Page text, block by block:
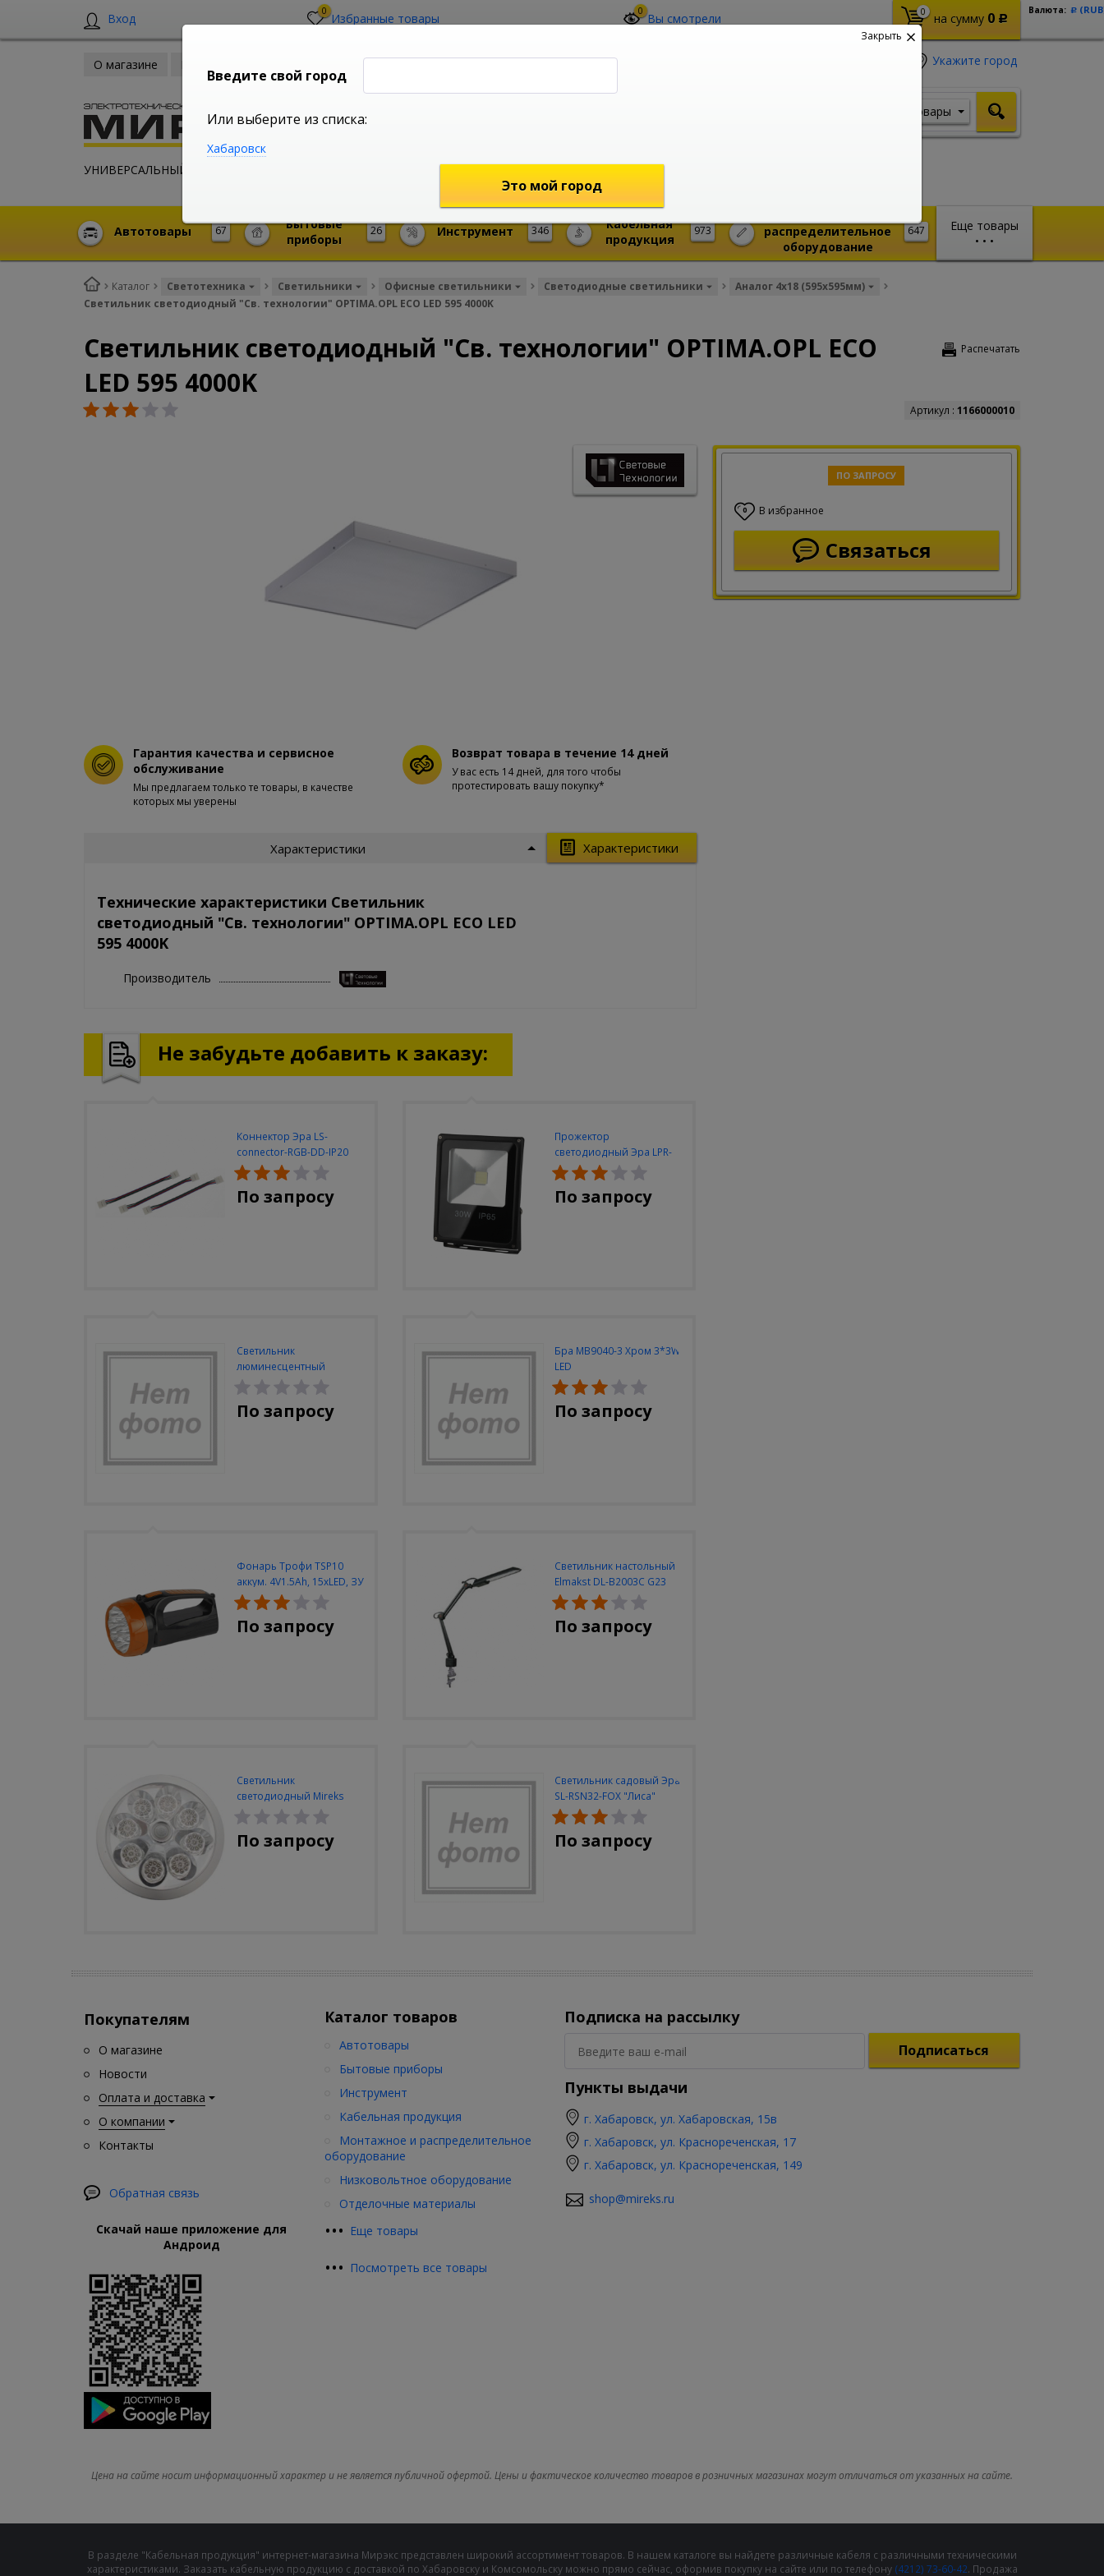
Вход 0 Избранные товары 0 Вы смотрели 0 на сумму 0 Р
Валюта: Р
О магазине
УНИВЕРСАЛЬНЫЙ ИНТЕРНЕТ МАГАЗИН
Укажите город
shop@mireks.ru
Товары
Еще товары
• • •
67
Автотовары 26
Бытовые
приборы
346
Инструмент 973
Кабельная
продукция
647
распределительное
оборудование
Каталог Светотехника Светильники Офисные светильники Светодиодные светильники
Аналог 4x18 (595x595мм)
Светильник светодиодный "Св. технологии" OPTIMA.OPL ECO LED 595 4000K
Распечатать
Светильник светодиодный "Св. технологии" OPTIMA.OPL ECO
LED 595 4000K
Артикул : 1166000010
ПО ЗАПРОСУ
0 В избранное
Связаться
Гарантия качества и сервисное
обслуживание
Мы предлагаем только те товары, в качестве
которых мы уверены
Возврат товара в течение 14 дней
У вас есть 14 дней, для того чтобы
протестировать вашу покупку*
Характеристики
Характеристики
Технические характеристики Светильник
светодиодный "Св. технологии" OPTIMA.OPL ECO LED
595 4000K
Производитель
Не забудьте добавить к заказу:
Коннектор Эра LS-
connector-RGB-DD-IP20
(3шт/уп)
По запросу
Прожектор
светодиодный Эра LPR-
30W-6500K-M
По запросу
Светильник
люминесцентный
Navigator NEL-A2-E130-T4-
840/WH
По запросу
Бра MB9040-3 Хром 3*3W
LED
По запросу
Фонарь Трофи TSP10
аккум. 4V1.5Ah, 15xLED, ЗУ
вилка 220V
По запросу
Светильник настольный
Elmakst DL-B2003C G23
черный струбцина
По запросу
Светильник
светодиодный Mireks
С-310-80-S (5W/4000-
5000K/500lm/датчик
движения)
По запросу
Светильник садовый Эра
SL-RSN32-FOX "Лиса"
солн.бат, полистоун,
цветной, 32 см
По запросу
Покупателям
О магазине
Новости
Оплата и доставка
О компании
Контакты
Обратная связь
Скачай наше приложение для
Андроид
Каталог товаров
••• Еще товары
Автотовары
Бытовые приборы
Инструмент
Кабельная продукция
Монтажное и распределительное
оборудование
Низковольтное оборудование
Отделочные материалы
••• Посмотреть все товары
Подписка на рассылку
Подписаться
Пункты выдачи
г. Хабаровск, ул. Хабаровская, 15в
г. Хабаровск, ул. Краснореченская, 17
г. Хабаровск, ул. Краснореченская, 149
shop@mireks.ru
Цена на сайте носит информационный характер и не является публичной офертой. Цены и фактическое количество товаров в розничных магазинах могут отличаться от указанных на сайте.
В разделе "Кабельная продукция" интернет-магазина Мирэкс представлен широкий ассортимент товаров. В нашем каталоге вы найдете различные кабеля с различными техническими
характеристиками. Заказать кабельную продукцию с доставкой по Хабаровску и Комсомольску можно прямо сейчас, оформив покупку на сайте или по телефону (4212) 73-60-42. Продажа
Закрыть
Введите свой город
Или выберите из списка:
Хабаровск
Это мой город